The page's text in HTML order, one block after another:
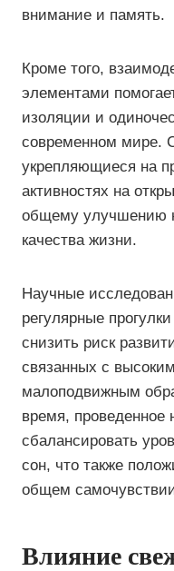
внимание и память.
Кроме того,
элементами
изоляции и
современном мире.
укрепляющиеся на
активностях на
общему улучшению
качества жизни.
Научные
регулярные
снизить риск
связанных с
малоподвижным
время, проведенное
сбалансировать
сон, что также
общем
Влияние